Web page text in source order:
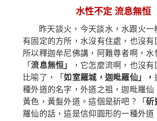
水性不定 流息無恒
昨天談火，今天談水，水跟火一
有固定的方所，水沒有住處，也沒有
所以釋迦牟尼佛講，阿難尊者啊，水
「流息無恒 」
，它怎麼流啊，也沒
比喻了，「如室羅城，迦毗羅仙 」 ，
種外道的名字，外道之祖，迦毗羅仙
黃色，黃髮外道。這個是斫吧？ 「斫
羅仙的話 ，這是信仰圓形的一種外道